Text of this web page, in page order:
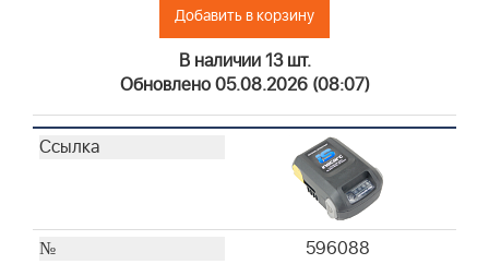
Добавить в корзину
В наличии 13 шт.
Обновлено 05.08.2026 (08:07)
596088